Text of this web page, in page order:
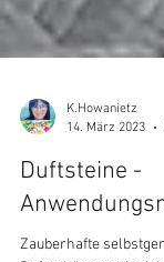
K.Howanietz
14. März 2023
Duftsteine -